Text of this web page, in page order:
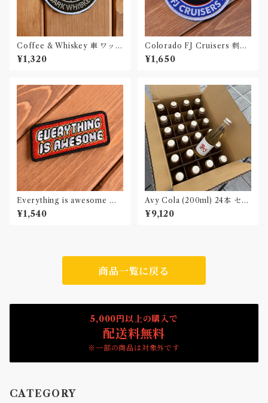
Coffee & Whiskey 車 ワッペ
ン カー パッチ
¥1,320
Colorado FJ Cruisers 刺繍
ワッペン Patch
¥1,650
Everything is awesome 刺
繍ワッペン Patch
¥1,540
Avy Cola (200ml) 24本 セッ
ト
¥9,120
商品一覧に戻る
5,000円以上の購入で
配送料無料
※一部の商品は対象外です
CATEGORY